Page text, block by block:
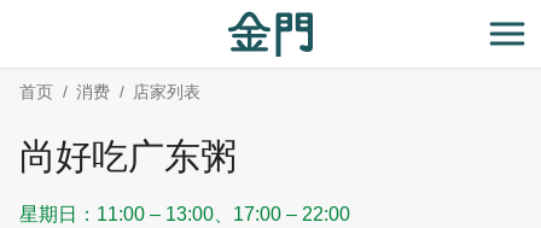
主
开
首页 消费 店家列表
尚好吃广东粥
星期日：11:00 – 13:00、17:00 – 22:00
社